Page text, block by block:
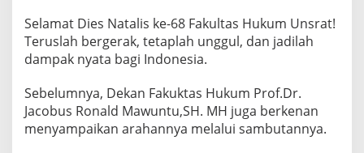
Selamat Dies Natalis ke-68 Fakultas Hukum Unsrat!
Teruslah bergerak, tetaplah unggul, dan jadilah
dampak nyata bagi Indonesia.
Sebelumnya, Dekan Fakuktas Hukum Prof.Dr.
Jacobus Ronald Mawuntu,SH. MH juga berkenan
menyampaikan arahannya melalui sambutannya.